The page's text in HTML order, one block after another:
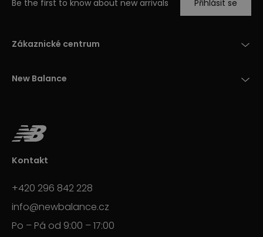
Be the first to know about new arrivals Přihlásit se
Zákaznické centrum
New Balance
Kontakt
+420 296 842 228
info@newbalance.cz
Po – Pá od 9:00 – 17:00